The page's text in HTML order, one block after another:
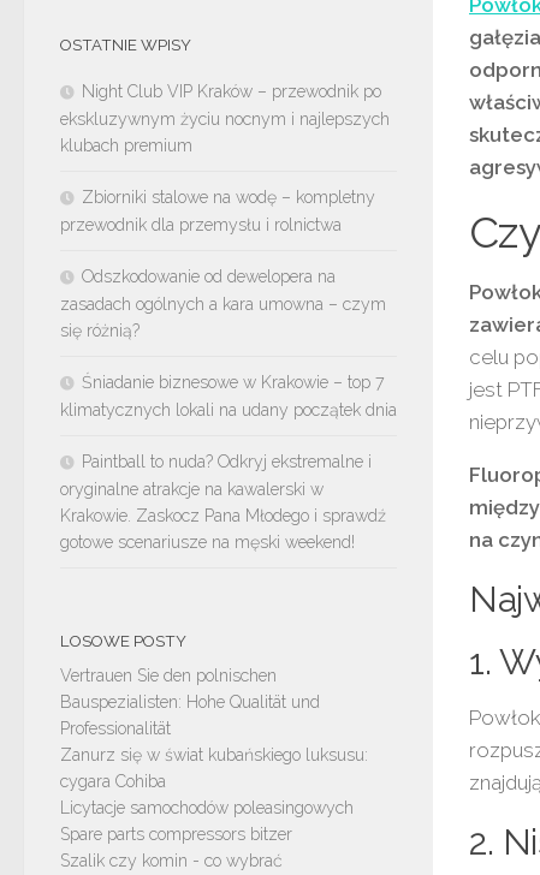
celu
jest
na
1.
2.
OSTATNIE WPISY
Night Club VIP Kraków – przewodnik po
ekskluzywnym życiu nocnym i najlepszych
klubach premium
Zbiorniki stalowe na wodę – kompletny
przewodnik dla przemysłu i rolnictwa
Odszkodowanie od dewelopera na
zasadach ogólnych a kara umowna – czym
się różnią?
Śniadanie biznesowe w Krakowie – top 7
klimatycznych lokali na udany początek dnia
Paintball to nuda? Odkryj ekstremalne i
oryginalne atrakcje na kawalerski w
Krakowie. Zaskocz Pana Młodego i sprawdź
gotowe scenariusze na męski weekend!
LOSOWE POSTY
Vertrauen Sie den polnischen
Bauspezialisten: Hohe Qualität und
Professionalität
Zanurz się w świat kubańskiego luksusu:
cygara Cohiba
Licytacje samochodów poleasingowych
Spare parts compressors bitzer
Szalik czy komin - co wybrać